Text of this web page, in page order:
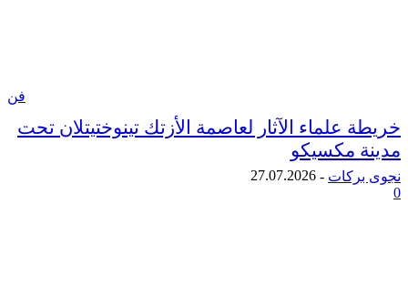
علماء الآثار لعاصمة الأزتك تينوختيتلان تحت
مكسيكو
-
27.07.2026